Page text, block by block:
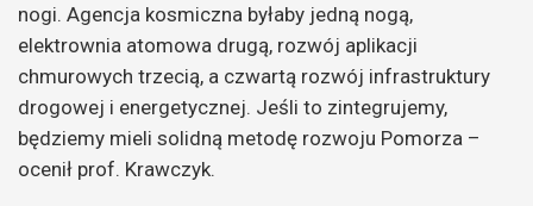
nogi. Agencja kosmiczna byłaby jedną nogą,
elektrownia atomowa drugą, rozwój aplikacji
chmurowych trzecią, a czwartą rozwój infrastruktury
drogowej i energetycznej. Jeśli to zintegrujemy,
będziemy mieli solidną metodę rozwoju Pomorza –
ocenił prof. Krawczyk.